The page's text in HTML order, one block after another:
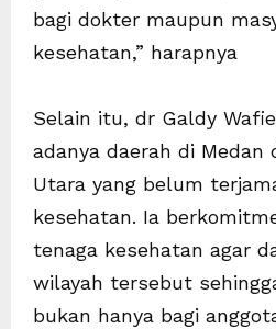
bagi dokter maupun
kesehatan,” harapnya
Selain itu, dr Galdy
adanya daerah di Medan
Utara yang belum
kesehatan. Ia
tenaga kesehatan agar
wilayah tersebut
bukan hanya bagi